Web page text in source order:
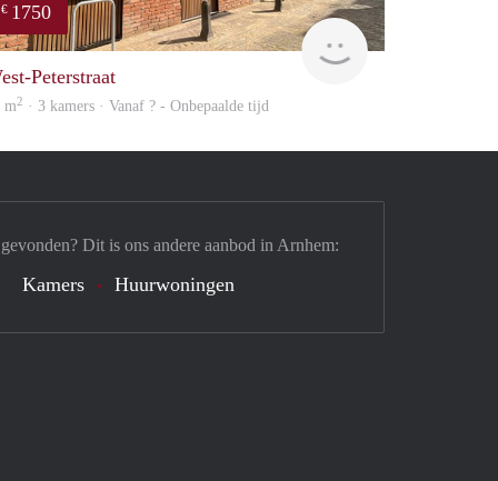
€ 1750
Verhome
Peterstraat
m2 · 3 kamers · Vanaf ? - Onbepaalde tijd
Dit is ons andere aanbod in Arnhem:
Kamers Huurwoningen